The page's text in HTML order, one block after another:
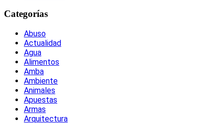
Categorías
Abuso
Actualidad
Agua
Alimentos
Amba
Ambiente
Animales
Apuestas
Armas
Arquitectura